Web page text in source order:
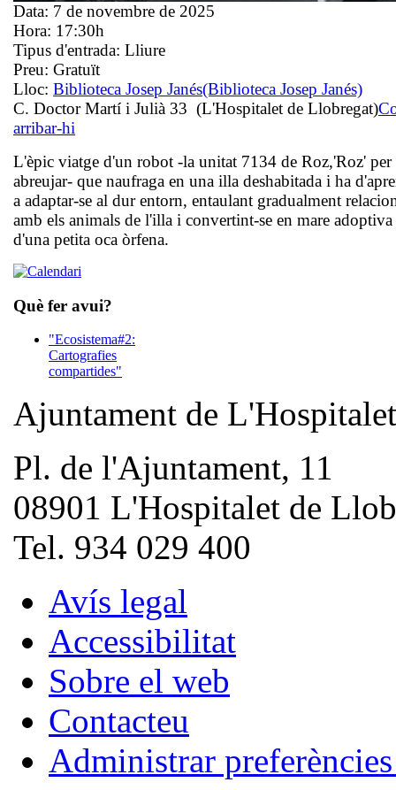
Data: 7 de novembre de 2025
Hora: 17:30h
Tipus d'entrada: Lliure
Preu: Gratuït
Lloc: Biblioteca Josep Janés(Biblioteca Josep Janés)
C. Doctor Martí i Julià 33 (L'Hospitalet de Llobregat)
arribar-hi
L'èpic viatge d'un robot -la unitat 7134 de Roz,'Roz' per
abreujar- que naufraga en una illa deshabitada i ha
a adaptar-se al dur entorn, entaulant gradualment
amb els animals de l'illa i convertint-se en mare adoptiva
d'una petita oca òrfena.
Què fer avui?
"Ecosistema#2:
Cartografies
compartides"
Ajuntament de L'Hospitalet
Pl. de l'Ajuntament, 11
08901 L'Hospitalet de
Tel. 934 029 400
Avís legal
Accessibilitat
Sobre el web
Contacteu
Administrar